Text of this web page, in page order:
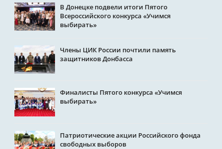
В Донецке подвели итоги Пятого
Всероссийского конкурса «Учимся
выбирать»
Члены ЦИК России почтили память
защитников Донбасса
Финалисты Пятого конкурса «Учимся
выбирать»
Патриотические акции Российского фонда
свободных выборов